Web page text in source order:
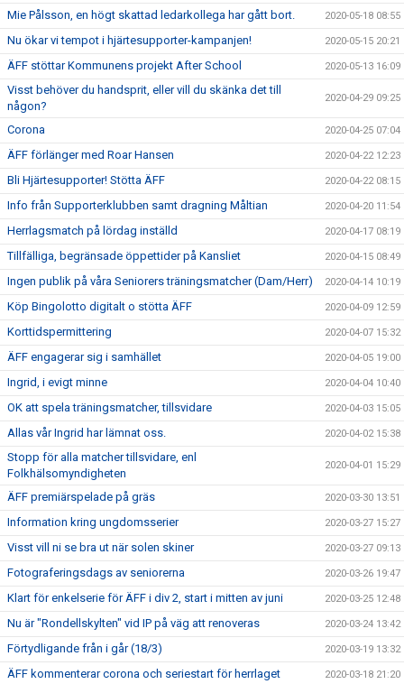
Mie Pålsson, en högt skattad ledarkollega har gått bort. 2020-05-18 08:55
Nu ökar vi tempot i hjärtesupporter-kampanjen! 2020-05-15 20:21
ÄFF stöttar Kommunens projekt After School 2020-05-13 16:09
Visst behöver du handsprit, eller vill du skänka det till
någon?
2020-04-29 09:25
Corona 2020-04-25 07:04
ÄFF förlänger med Roar Hansen 2020-04-22 12:23
Bli Hjärtesupporter! Stötta ÄFF 2020-04-22 08:15
Info från Supporterklubben samt dragning Måltian 2020-04-20 11:54
Herrlagsmatch på lördag inställd 2020-04-17 08:19
Tillfälliga, begränsade öppettider på Kansliet 2020-04-15 08:49
Ingen publik på våra Seniorers träningsmatcher (Dam/Herr) 2020-04-14 10:19
Köp Bingolotto digitalt o stötta ÄFF 2020-04-09 12:59
Korttidspermittering 2020-04-07 15:32
ÄFF engagerar sig i samhället 2020-04-05 19:00
Ingrid, i evigt minne 2020-04-04 10:40
OK att spela träningsmatcher, tillsvidare 2020-04-03 15:05
Allas vår Ingrid har lämnat oss. 2020-04-02 15:38
Stopp för alla matcher tillsvidare, enl
Folkhälsomyndigheten
2020-04-01 15:29
ÄFF premiärspelade på gräs 2020-03-30 13:51
Information kring ungdomsserier 2020-03-27 15:27
Visst vill ni se bra ut när solen skiner 2020-03-27 09:13
Fotograferingsdags av seniorerna 2020-03-26 19:47
Klart för enkelserie för ÄFF i div 2, start i mitten av juni 2020-03-25 12:48
Nu är "Rondellskylten" vid IP på väg att renoveras 2020-03-24 13:42
Förtydligande från i går (18/3) 2020-03-19 13:32
ÄFF kommenterar corona och seriestart för herrlaget 2020-03-18 21:20